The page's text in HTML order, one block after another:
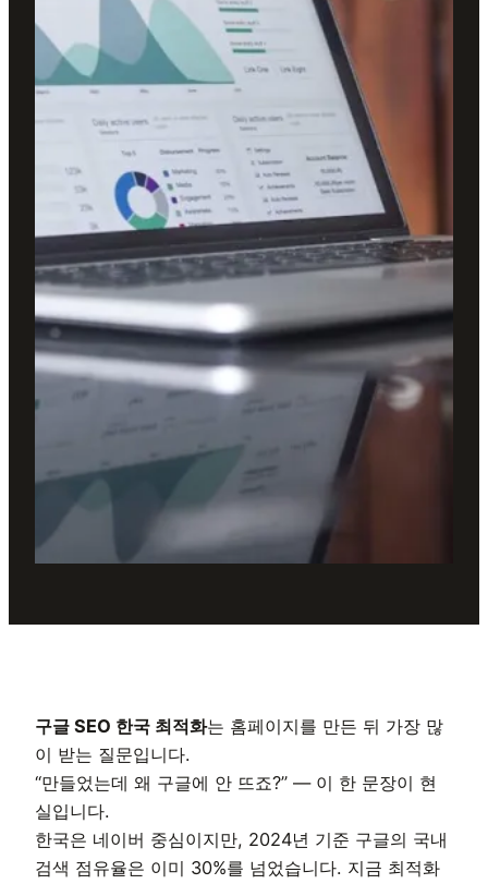
구글 SEO 한국 최적화는 홈페이지를 만든 뒤 가장 많
이 받는 질문입니다.
“만들었는데 왜 구글에 안 뜨죠?” — 이 한 문장이 현
실입니다.
한국은 네이버 중심이지만, 2024년 기준 구글의 국내
검색 점유율은 이미 30%를 넘었습니다. 지금 최적화